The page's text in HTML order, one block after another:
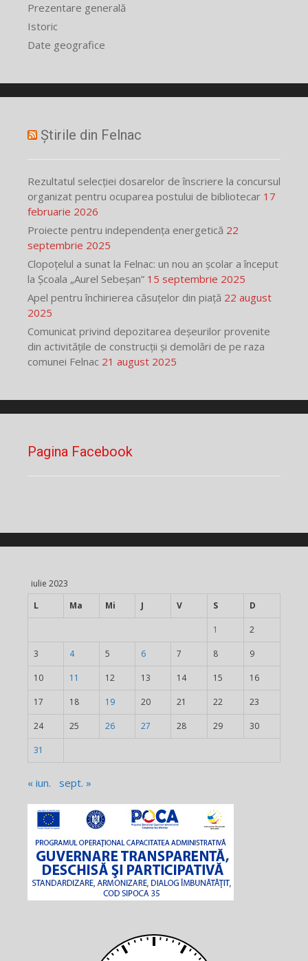
Prezentare generală
Istoric
Date geografice
Știrile din Felnac
Rezultatul selecției dosarelor de înscriere la concursul
organizat pentru ocuparea postului de bibliotecar 17
februarie 2026
Proiecte pentru independența energetică 22
septembrie 2025
Clopoțelul a sunat la Felnac: un nou an școlar a început
la Școala „Aurel Sebeșan” 15 septembrie 2025
Apel pentru închirierea căsuțelor din piață 22 august
2025
Comunicat privind depozitarea deșeurilor provenite
din activitățile de construcții și demolări de pe raza
comunei Felnac 21 august 2025
Pagina Facebook
iulie 2023
L
Ma Mi J V S D
1 2
3 4 5 6 7 8 9
10 11 12 13 14 15 16
17 18 19 20 21 22 23
24 25 26 27 28 29 30
31
« iun. sept. »